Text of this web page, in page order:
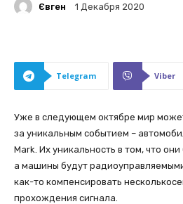
Євген 1 Декабря 2020
Telegram Viber
Уже в следующем октябре мир
за уникальным событием –
Mark. Их уникальность в том, что
а машины будут
как-то компенсировать
прохождения сигнала.